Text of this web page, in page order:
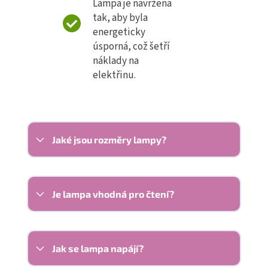
Lampa je navržena
tak, aby byla
energeticky
úsporná, což šetří
náklady na
elektřinu.
Jaké jsou rozměry lampy?
Je lampa vhodná pro čtení?
Jak se lampa napájí?